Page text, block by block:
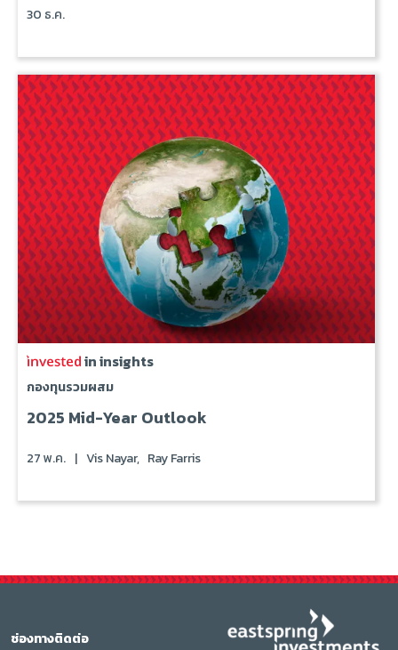
30 ธ.ค.
in insights
กองทุนรวมผสม
2025 Mid-Year Outlook
27 พ.ค. | Vis Nayar, Ray Farris
ช่องทางติดต่อ